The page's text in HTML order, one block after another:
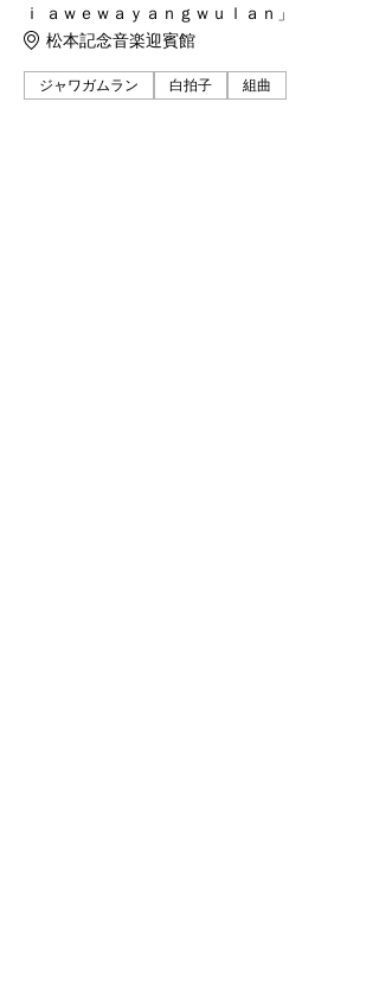
ｉ ａｗｅｗａｙａｎｇｗｕｌａｎ」
松本記念音楽迎賓館
ジャワガムラン 白拍子 組曲